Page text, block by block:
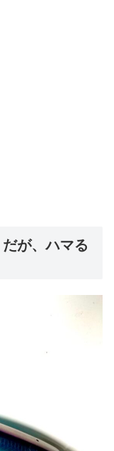
が、ハマる